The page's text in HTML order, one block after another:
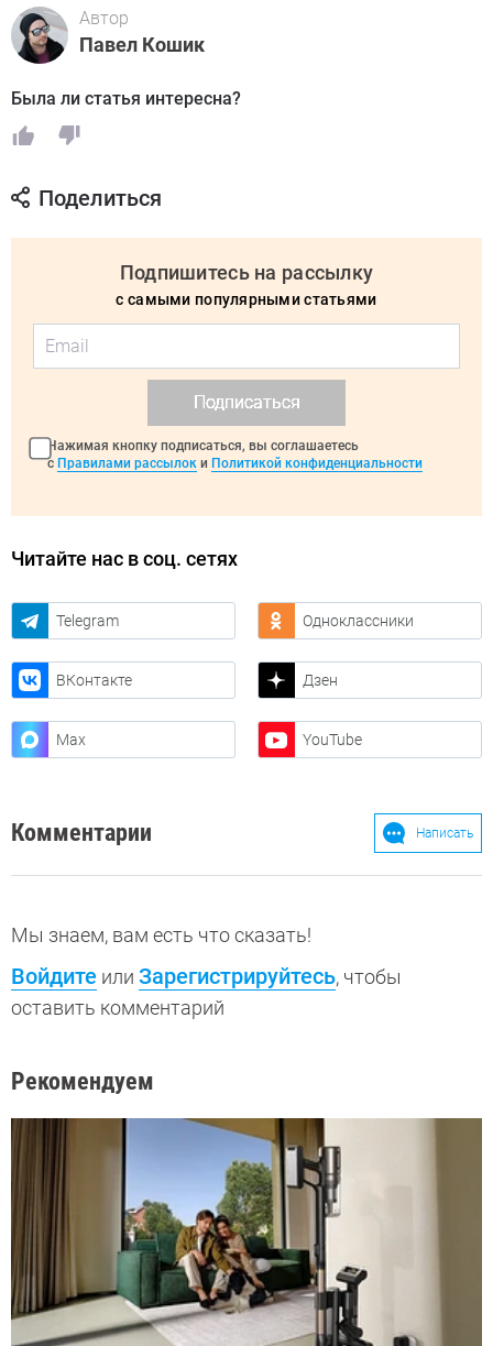
Автор
Павел Кошик
Была ли статья интересна?
Поделиться
Подпишитесь на рассылку
с самыми популярными статьями
Подписаться
Нажимая кнопку подписаться, вы соглашаетесь
с Правилами рассылок и Политикой конфиденциальности
Читайте нас в соц. сетях
Telegram Одноклассники
ВКонтакте Дзен
Max YouTube
Комментарии Написать
Мы знаем, вам есть что сказать!
Войдите или Зарегистрируйтесь, чтобы
оставить комментарий
Рекомендуем